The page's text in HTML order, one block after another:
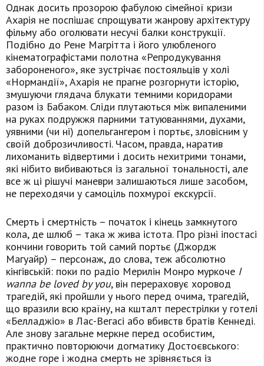
Однак досить прозорою фабулою сімейної кризи
Ахарія не поспішає спрощувати жанрову архітектуру
фільму або оголювати несучі балки конструкції.
Подібно до Рене Магрітта і його улюбленого
кінематографістами полотна «Репродукування
забороненого», яке зустрічає постояльців у холі
«Нормандії», Ахарія не прагне розгорнути історію,
змушуючи глядача блукати темними коридорами
разом із Бабаком. Сліди плутаються між випаленими
на руках подружжя парними татуюваннями, духами,
уявними (чи ні) допельгангером і портьє, зловісним у
своїй доброзичливості. Часом, правда, наратив
лихоманить відвертими і досить нехитрими тонами,
які нібито вибиваються із загальної тональності, але
все ж ці рішучі маневри залишаються лише засобом,
не переходячи у самоціль похмурої екскурсії.
Смерть і смертність – початок і кінець замкнутого
кола, де шлюб – така ж жива істота. Про різні іпостасі
кончини говорить той самий портьє (Джордж
Магуайр) – персонаж, до слова, теж абсолютно
кінгівській: поки по радіо Мерилін Монро муркоче І
wanna be loved by you, він перераховує хоровод
трагедій, які пройшли у нього перед очима, трагедій,
що вразили всю країну, на кшталт перестрілки у готелі
«Белладжіо» в Лас-Вегасі або вбивств братів Кеннеді.
Але знову загальне меркне перед особистим,
практично повторюючи догматику Достоєвського:
жодне горе і жодна смерть не зрівняється із